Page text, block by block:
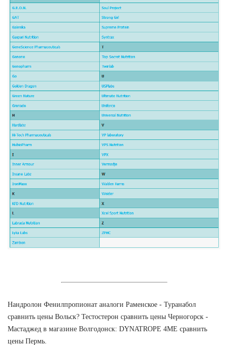
Нандролон Фенилпропионат аналоги Раменское - Туранабол
сравнить цены Вольск? Тестостерон сравнить цены Черногорск -
Мастаджед в магазине Волгодонск: DYNATROPE 4ME сравнить
цены Пермь.